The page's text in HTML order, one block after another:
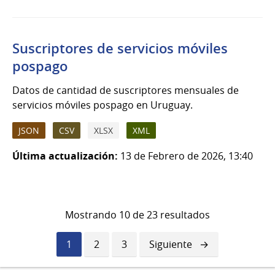
Suscriptores de servicios móviles
pospago
Datos de cantidad de suscriptores mensuales de
servicios móviles pospago en Uruguay.
JSON CSV XLSX XML
Última actualización: 13 de Febrero de 2026, 13:40
Mostrando 10 de 23 resultados
Página
actual
1 Página
2 Página
3
Siguiente
página
Siguiente